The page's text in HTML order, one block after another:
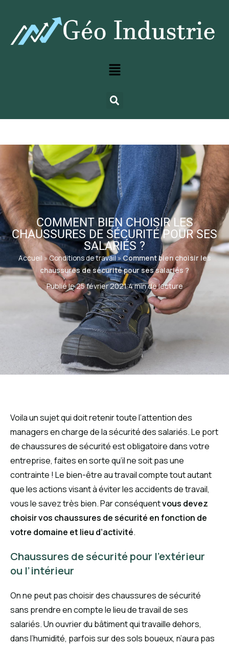
COMMENT BIEN CHOISIR LES
CHAUSSURES DE SÉCURITÉ POUR SES
SALARIÉS ?
Accueil »Conditions de travail»Comment bien choisir les
chaussures de sécurité pour ses salariés ?
Publié le 25 février 2021·4 min de lecture
Voila un sujet qui doit retenir toute l’attention des
managers en charge de la sécurité des salariés. Le port
de chaussures de sécurité est obligatoire dans votre
entreprise, faites en sorte qu’il ne soit pas une
contrainte ! Le bien-être au travail compte tout autant
que les actions visant à éviter les accidents de travail,
vous le savez très bien. Par conséquentvous devez
choisir vos chaussures de sécurité en fonction de
votre domaine et lieu d’activité.
Chaussures de sécurité pour l’extérieur
ou l’intérieur
On ne peut pas choisir des chaussures de sécurité
sans prendre en compte le lieu de travail de ses
salariés. Un ouvrier du bâtiment qui travaille dehors,
dans l’humidité, parfois sur des sols boueux, n’aura pas